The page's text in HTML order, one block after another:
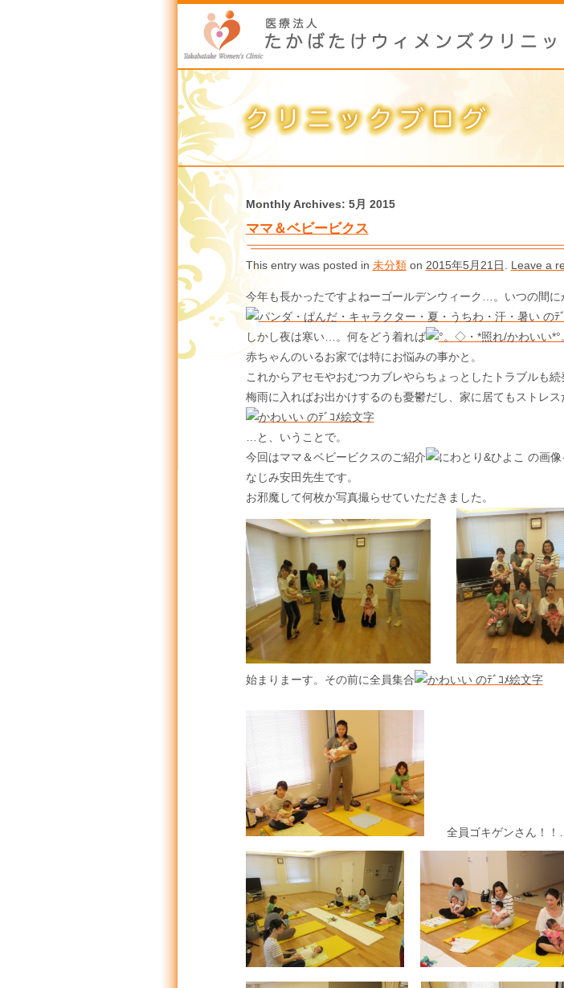
Monthly Archives: 5月 2015
ママ＆ベビービクス
This entry was posted in 未分類on 2015年5月21日 Leave a
今年も長かったですよねーゴールデンウィーク…。いつの間に
しかし夜は寒い…。何をどう着れば
赤ちゃんのいるお家では特にお悩みの事かと。
これからアセモやおむつカブレやらちょっとしたトラブルも続
梅雨に入ればお出かけするのも憂鬱だし、家に居てもストレス
…と、いうことで。
今回はママ＆ベビービクスのご紹介
なじみ安田先生です。
お邪魔して何枚か写真撮らせていただきました。
始まりまーす。その前に全員集合
全員ゴキゲンさん！！